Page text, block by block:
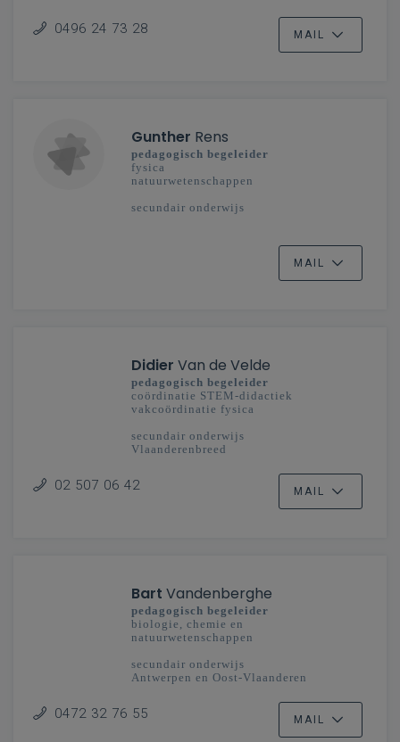
0496 24 73 28 MAIL
Gunther Rens
pedagogisch begeleider
fysica
natuurwetenschappen
secundair onderwijs
MAIL
Didier Van de Velde
pedagogisch begeleider
coördinatie STEM-didactiek
vakcoördinatie fysica
secundair onderwijs
Vlaanderenbreed
02 507 06 42 MAIL
Bart Vandenberghe
pedagogisch begeleider
biologie, chemie en
natuurwetenschappen
secundair onderwijs
Antwerpen en Oost-Vlaanderen
0472 32 76 55 MAIL